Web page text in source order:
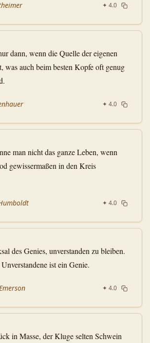
✦ 4.0
dann, wenn die Quelle der eigenen
was auch beim besten Kopfe oft genug
✦ 4.0
man nicht das ganze Leben, wenn
gewissermaßen in den Kreis
✦ 4.0
des Genies, unverstanden zu bleiben.
ist ein Genie.
✦ 4.0
in Masse, der Kluge selten Schwein